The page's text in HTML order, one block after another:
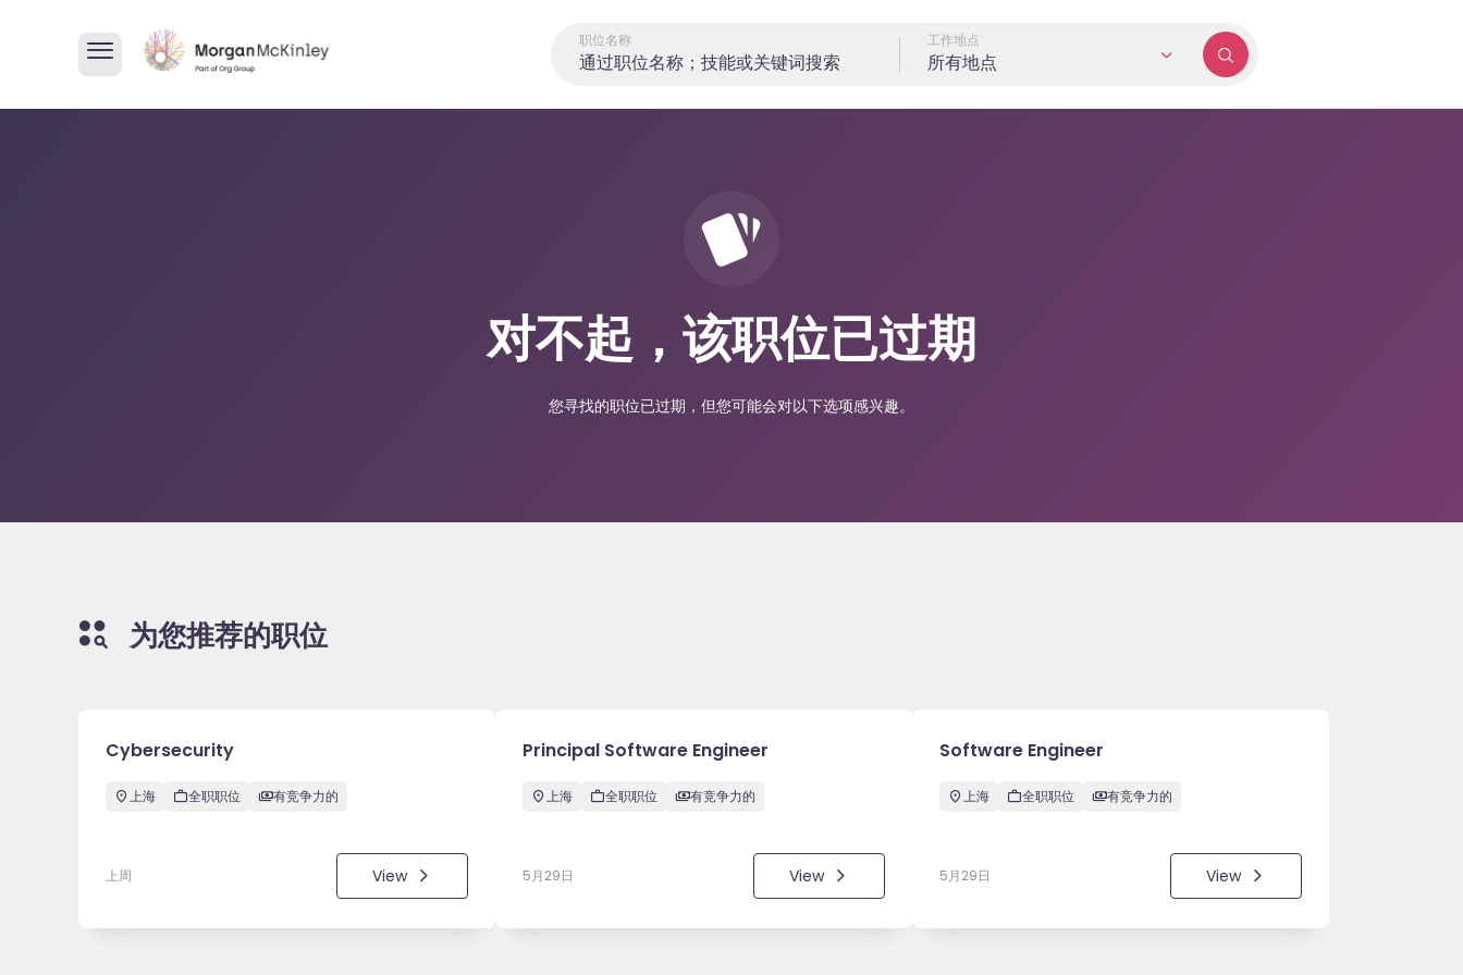
职位名称 工作地点
所有地点
对不起，该职位已过期
您寻找的职位已过期，但您可能会对以下选项感兴趣。
为您推荐的职位
Cybersecurity
上海 全职职位 有竞争力的
上周 View
Principal Software Engineer
上海 全职职位 有竞争力的
5月29日 View
Software Engineer
上海 全职职位 有竞争力的
5月29日 View